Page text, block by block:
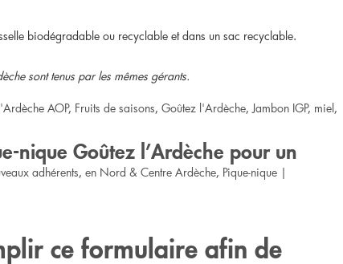
–
famille
à
45
€
biodégradable ou recyclable et dans un sac recyclable.
sont tenus par les mêmes gérants.
AOP, Fruits de saisons, Goûtez l'Ardèche,Jambon IGP, miel,
adhérents, en Nord & Centre Ardèche, Pique-nique |
nique Goûtez l’Ardèche pour un
ce formulaire afin de